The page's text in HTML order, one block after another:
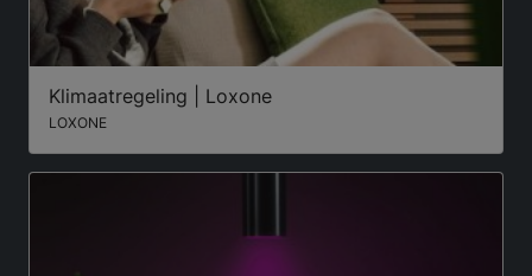
Klimaatregeling | Loxone
LOXONE